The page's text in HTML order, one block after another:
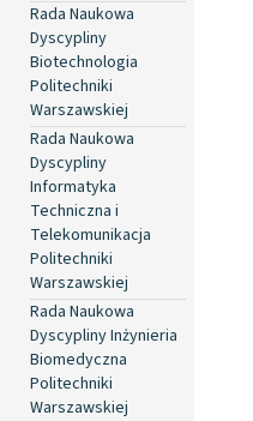
Rada Naukowa
Dyscypliny
Biotechnologia
Politechniki
Warszawskiej
Rada Naukowa
Dyscypliny
Informatyka
Techniczna i
Telekomunikacja
Politechniki
Warszawskiej
Rada Naukowa
Dyscypliny Inżynieria
Biomedyczna
Politechniki
Warszawskiej